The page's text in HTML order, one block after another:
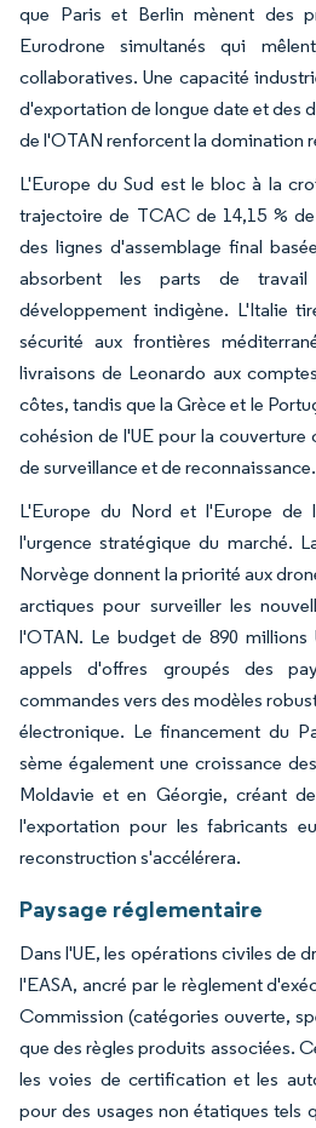
que Paris et Berlin mènent des
Eurodrone simultanés qui
collaboratives. Une capacité
d'exportation de longue date et des
de l'OTAN renforcent la domination
L'Europe du Sud est le bloc à la
trajectoire de TCAC de 14,15 %
des lignes d'assemblage final
absorbent les parts de
développement indigène. L'Italie
sécurité aux frontières
livraisons de Leonardo aux
côtes, tandis que la Grèce et le
cohésion de l'UE pour la couverture
de surveillance et de reconnaissance.
L'Europe du Nord et l'Europe de
l'urgence stratégique du marché.
Norvège donnent la priorité aux
arctiques pour surveiller les
l'OTAN. Le budget de 890 millions
appels d'offres groupés des
commandes vers des modèles
électronique. Le financement du
sème également une croissance
Moldavie et en Géorgie, créant
l'exportation pour les fabricants
reconstruction s'accélérera.
Paysage réglementaire
Dans l'UE, les opérations civiles de
l'EASA, ancré par le règlement
Commission (catégories ouverte,
que des règles produits associées.
les voies de certification et les
pour des usages non étatiques tels